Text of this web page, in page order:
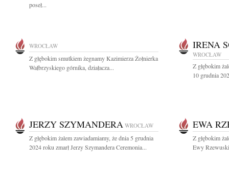
poseł...
WROCŁAW
Z głębokim smutkiem żegnamy Kazimierza Żołnierka
Wałbrzyskiego górnika, działacza...
IRENA
WROCŁAW
Z głębokim
10 grudnia
JERZY SZYMANDERA WROCŁAW
Z głębokim żalem zawiadamiamy, że dnia 5 grudnia
2024 roku zmarł Jerzy Szymandera Ceremonia...
EWA
Z głębokim
Ewy